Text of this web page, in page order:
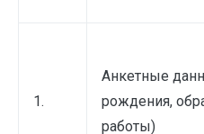
1.
Анкетные
рождения,
работы)